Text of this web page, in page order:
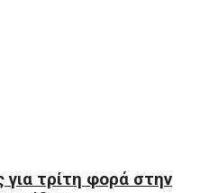
τρίτη φορά στην